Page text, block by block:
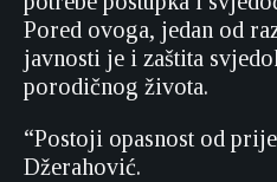
Pored ovoga, jedan od
javnosti je i zaštita
porodičnog života.
“Postoji opasnost od
Džerahović.